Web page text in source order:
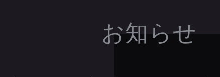
お知らせ